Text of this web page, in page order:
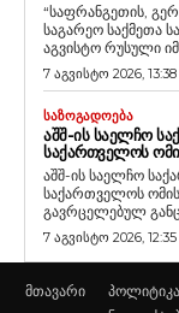
“საფრანგეთის,
საგარეო საქმეთა
აგვისტო რუსული
7 აგვისტო 2026, 13:38
ᲡᲐᲖᲝᲒᲐᲓᲝᲔᲑᲐ
ᲐᲨᲨ-ᲘᲡ ᲡᲐᲔᲚᲩᲝ
ᲡᲐᲥᲐᲠᲗᲕᲔᲚᲝᲡ
აშშ-ის საელჩო
საქართველოს ომის 18-
გავრცელებულ
7 აგვისტო 2026, 12:35
მთავარი პოლიტიკა